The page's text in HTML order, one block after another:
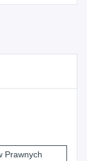
Prawnych